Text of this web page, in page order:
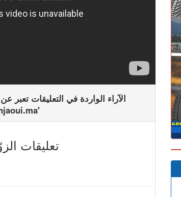
الآراء الواردة في التعليقات
'tanjaoui.ma'
تعليقات